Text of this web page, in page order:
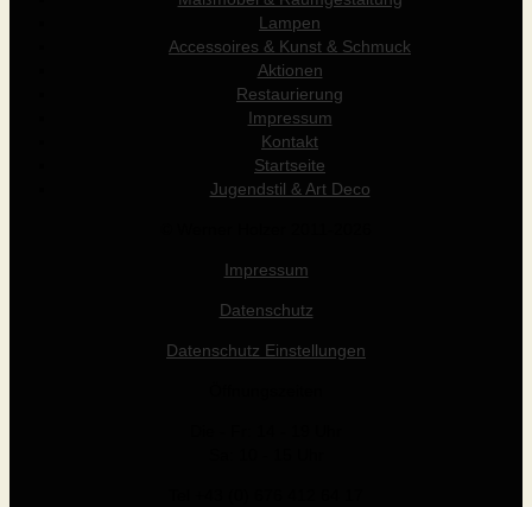
Lampen
Accessoires & Kunst & Schmuck
Aktionen
Restaurierung
Impressum
Kontakt
Startseite
Jugendstil & Art Deco
Impressum
Datenschutz
Datenschutz Einstellungen